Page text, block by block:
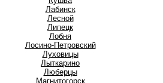
Лабинск
Лесной
Липецк
Лобня
Лосино-Петровский
Луховицы
Лыткарино
Люберцы
Магнитогорск